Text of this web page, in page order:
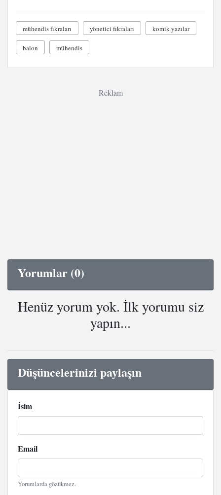
mühendis fıkraları yönetici fıkraları komik yazılar
balon mühendis
Reklam
Yorumlar (0)
Henüz yorum yok. İlk yorumu siz
yapın...
Düşüncelerinizi paylaşın
İsim
Email
Yorumlarda gözükmez.